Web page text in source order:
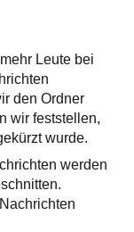
Leute bei
den Ordner
wir feststellen,
wurde.
werden